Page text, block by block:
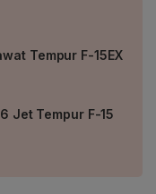
Tempur F-15EX
Jet Tempur F-15